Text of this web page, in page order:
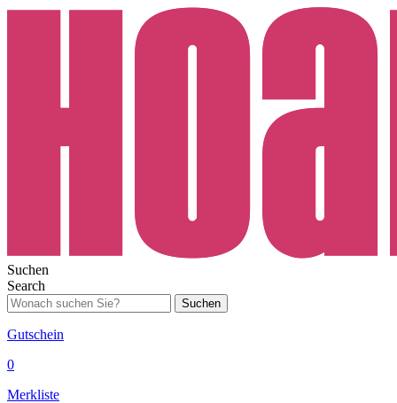
Suchen
Search
Suchen
Gutschein
0
Merkliste